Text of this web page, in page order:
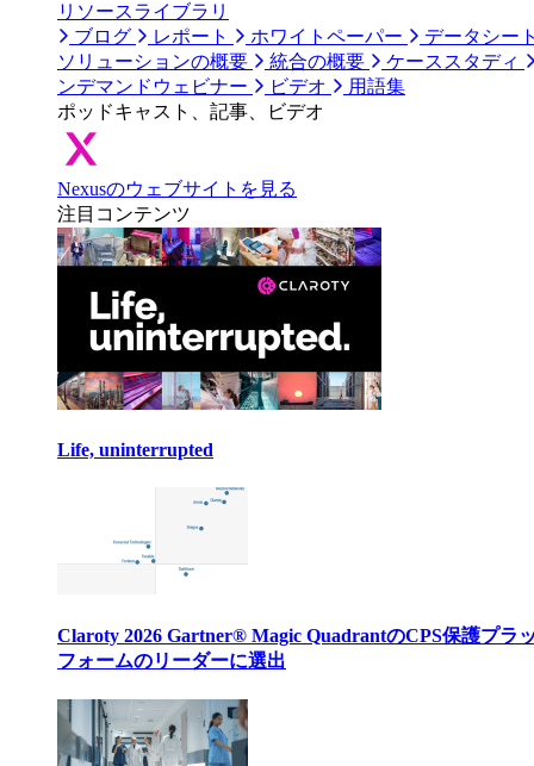
リソースライブラリ
ブログ
レポート ホワイトペーパー
データシー
ソリューションの概要
統合の概要
ケーススタディ
ンデマンドウェビナー
ビデオ
用語集
ポッドキャスト、記事、ビデオ
Nexusのウェブサイトを見る
注目コンテンツ
Life, uninterrupted
Claroty 2026 Gartner® Magic QuadrantのCPS保護プラ
フォームのリーダーに選出